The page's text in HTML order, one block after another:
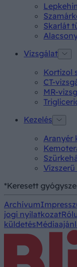
Skarlát
Vizsgálat
Kortizol
CT-
MR-
Kezelés
Aranyér
*Keresett
Archívum
jogi nyilatkozat
küldetés